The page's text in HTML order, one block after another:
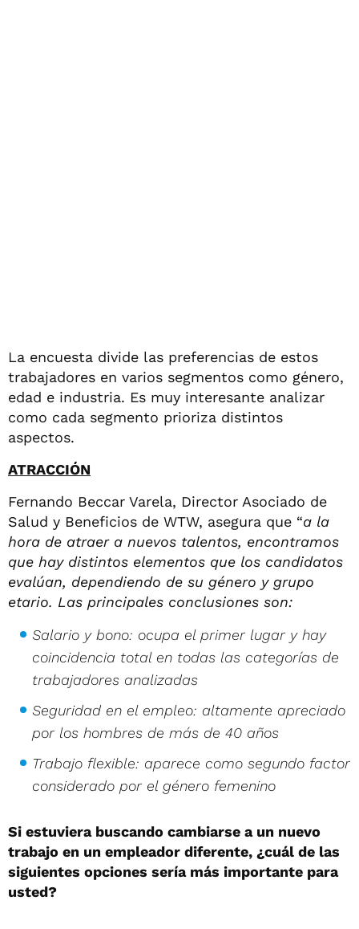
La encuesta divide las preferencias de estos
trabajadores en varios segmentos como género,
edad e industria. Es muy interesante analizar
como cada segmento prioriza distintos
aspectos.
ATRACCIÓN
Fernando Beccar Varela, Director Asociado de
Salud y Beneficios de WTW, asegura que “a la
hora de atraer a nuevos talentos, encontramos
que hay distintos elementos que los candidatos
evalúan, dependiendo de su género y grupo
etario. Las principales conclusiones son:
Salario y bono: ocupa el primer lugar y hay
coincidencia total en todas las categorías de
trabajadores analizadas
Seguridad en el empleo: altamente apreciado
por los hombres de más de 40 años
Trabajo flexible: aparece como segundo factor
considerado por el género femenino
Si estuviera buscando cambiarse a un nuevo
trabajo en un empleador diferente, ¿cuál de las
siguientes opciones sería más importante para
usted?